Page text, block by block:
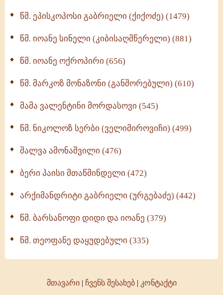
წმ. ეპისკოპოსი გაბრიელი (ქიქოძე) (1479)
წმ. იოანე სინელი (კიბისაღმწერელი) (881)
წმ. იოანე ოქროპირი (656)
წმ. მარკოზ მონაზონი (განშორებული) (610)
მამა ვალენტინი მორდასოვი (545)
წმ. ნიკოლოზ სერბი (ველიმიროვიჩი) (499)
შალვა ამონაშვილი (476)
ბერი პაისი მთაწმინდელი (472)
არქიმანდრიტი გაბრიელი (ურგებაძე) (442)
წმ. ბარსანოფი დიდი და იოანე (379)
წმ. თეოფანე დაყუდებული (335)
მთავარი| ჩვენს შესახებ| კონტაქტი